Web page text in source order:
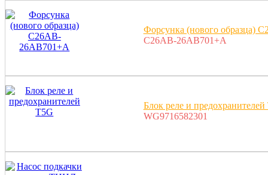
Форсунка (нового образца)
C26AB-26AB701+A
Блок реле и предохранителей
WG9716582301